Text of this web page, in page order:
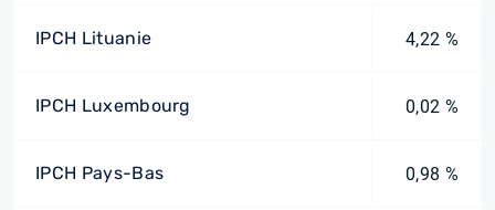
IPCH Lituanie 4,22 %
IPCH Luxembourg 0,02 %
IPCH Pays-Bas 0,98 %